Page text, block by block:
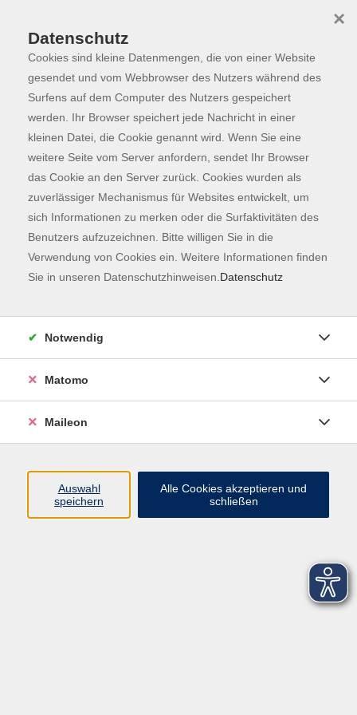
Skip to main content
Programm
Der Kurs konnte nicht gefunden werden.
Kontaktformular
Impressum
AGB
Datenschutzerklärung
Datenschutz
Cookies sind kleine Datenmengen, die von einer Website
gesendet und vom Webbrowser des Nutzers während des
Surfens auf dem Computer des Nutzers gespeichert
werden. Ihr Browser speichert jede Nachricht in einer
kleinen Datei, die Cookie genannt wird. Wenn Sie eine
weitere Seite vom Server anfordern, sendet Ihr Browser
das Cookie an den Server zurück. Cookies wurden als
zuverlässiger Mechanismus für Websites entwickelt, um
sich Informationen zu merken oder die Surfaktivitäten des
Benutzers aufzuzeichnen. Bitte willigen Sie in die
Verwendung von Cookies ein. Weitere Informationen finden
Sie in unseren Datenschutzhinweisen. Datenschutz
×
Notwendig
Matomo
Maileon
Auswahl
speichern
Alle Cookies akzeptieren und
schließen